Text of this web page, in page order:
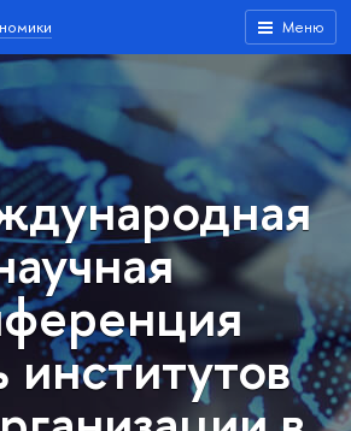
Меню
институтов